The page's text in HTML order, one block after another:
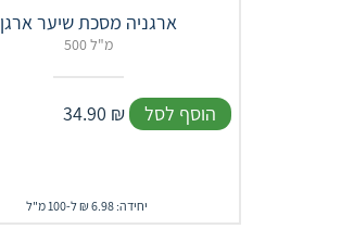
ארגניה מסכת שיער ארגן
500 מ"ל
34.90 ₪ הוסף לסל
יחידה: 6.98 ₪ ל-100 מ"ל